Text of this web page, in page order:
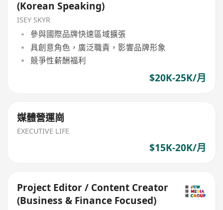
(Korean Speaking)
ISEY SKYR
參與國際品牌快速區域擴張
具創意角色，廣泛職責，影響品牌形象
競爭性薪酬福利
$20K-25K/月
媒體營運崗
EXECUTIVE LIFE
$15K-20K/月
Project Editor / Content Creator
(Business & Finance Focused)